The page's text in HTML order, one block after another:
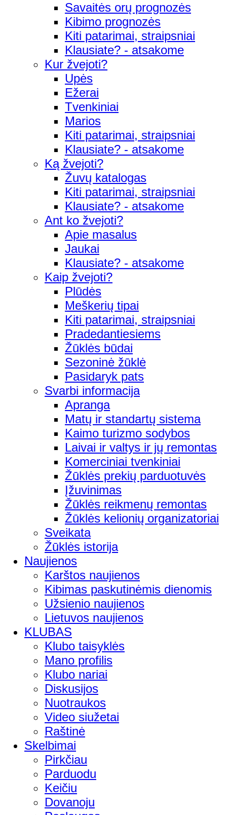
Savaitės orų prognozės
Kibimo prognozės
Kiti patarimai, straipsniai
Klausiate? - atsakome
Kur žvejoti?
Upės
Ežerai
Tvenkiniai
Marios
Kiti patarimai, straipsniai
Klausiate? - atsakome
Ką žvejoti?
Žuvų katalogas
Kiti patarimai, straipsniai
Klausiate? - atsakome
Ant ko žvejoti?
Apie masalus
Jaukai
Klausiate? - atsakome
Kaip žvejoti?
Plūdės
Meškerių tipai
Kiti patarimai, straipsniai
Pradedantiesiems
Žūklės būdai
Sezoninė žūklė
Pasidaryk pats
Svarbi informacija
Apranga
Matų ir standartų sistema
Kaimo turizmo sodybos
Laivai ir valtys ir jų remontas
Komerciniai tvenkiniai
Žūklės prekių parduotuvės
Įžuvinimas
Žūklės reikmenų remontas
Žūklės kelionių organizatoriai
Sveikata
Žūklės istorija
Naujienos
Karštos naujienos
Kibimas paskutinėmis dienomis
Užsienio naujienos
Lietuvos naujienos
KLUBAS
Klubo taisyklės
Mano profilis
Klubo nariai
Diskusijos
Nuotraukos
Video siužetai
Raštinė
Skelbimai
Pirkčiau
Parduodu
Keičiu
Dovanoju